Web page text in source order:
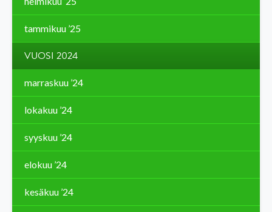
tammikuu ’25
VUOSI 2024
marraskuu ’24
lokakuu ’24
syyskuu ’24
elokuu ’24
kesäkuu ’24